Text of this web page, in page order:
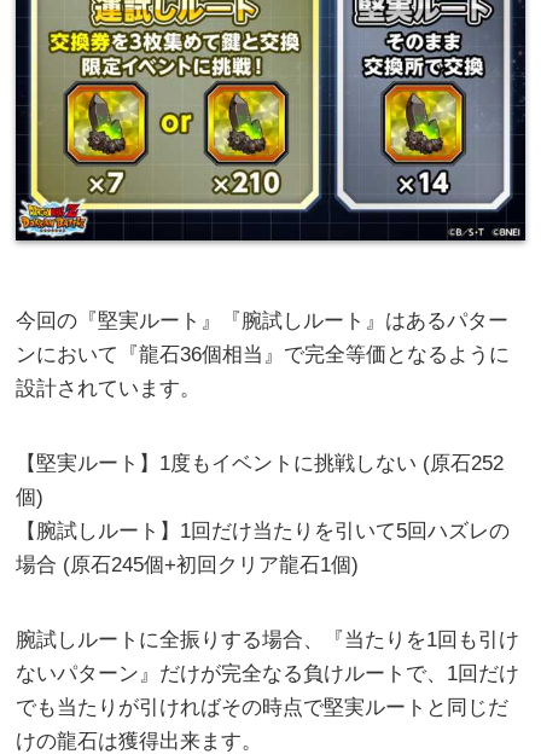
今回の『堅実ルート』『腕試しルート』はあるパター
ンにおいて『龍石36個相当』で完全等価となるように
設計されています。
【堅実ルート】1度もイベントに挑戦しない (原石252
個)
【腕試しルート】1回だけ当たりを引いて5回ハズレの
場合 (原石245個+初回クリア龍石1個)
腕試しルートに全振りする場合、『当たりを1回も引け
ないパターン』だけが完全なる負けルートで、1回だけ
でも当たりが引ければその時点で堅実ルートと同じだ
けの龍石は獲得出来ます。